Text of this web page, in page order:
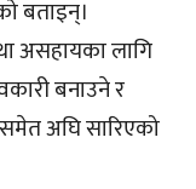
बताइन्।
असहायका लागि
बनाउने र
अघि सारिएको